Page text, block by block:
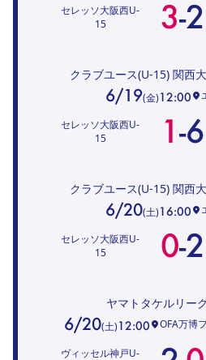
セレッソ大阪西U-
15
3-2
クラブユース(U-15) 関西
6/19(金)12:00
セレッソ大阪西U-
15
1-6
クラブユース(U-15) 関西
6/20(土)16:00
セレッソ大阪西U-
15
0-2
ヤマトタケルリー
6/20(土)12:00 OFA万博
ヴィッセル神戸U-